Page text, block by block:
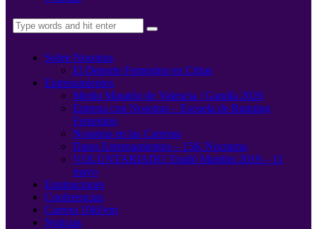
Sobre Nosotras
El Deporte Femenino en Cifras
Entrenamientos
Medio Maratón de Valencia / Gandía 2026
Entrena con Nosotras – Escuela de Running
Femenino
Nosotras en las Carreras
Datos Entrenamientos – 15K Nocturna
VOLUNTARIADO Triatló Maritim 2019 – 11
mayo
Equipaciones
Conferencias
Carrera 10kFem
Noticias